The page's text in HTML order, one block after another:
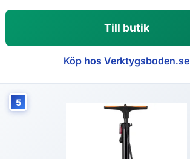
Till butik
Köp hos Verktygsboden.se
5